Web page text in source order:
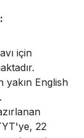
için
yakın English
22